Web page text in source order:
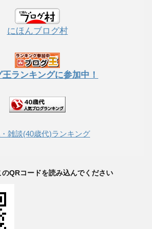
にほんブログ村
王ランキングに参加中！
雑談(40歳代)ランキング
QRコードを読み込んでください